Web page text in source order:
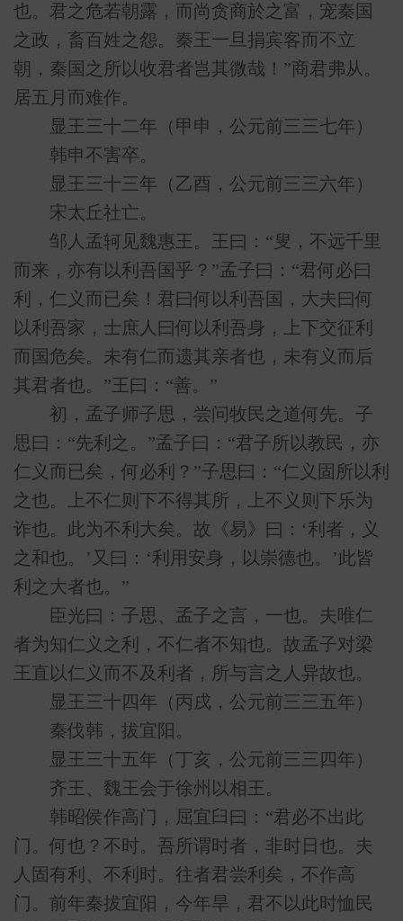
也。君之危若朝露，而尚贪商於之富，宠秦国
之政，畜百姓之怨。秦王一旦捐宾客而不立
朝，秦国之所以收君者岂其微哉！”商君弗从。
居五月而难作。
显王三十二年（甲申，公元前三三七年）
韩申不害卒。
显王三十三年（乙酉，公元前三三六年）
宋太丘社亡。
邹人孟轲见魏惠王。王曰：“叟，不远千里
而来，亦有以利吾国乎？”孟子曰：“君何必曰
利，仁义而已矣！君曰何以利吾国，大夫曰何
以利吾家，士庶人曰何以利吾身，上下交征利
而国危矣。未有仁而遗其亲者也，未有义而后
其君者也。”王曰：“善。”
初，孟子师子思，尝问牧民之道何先。子
思曰：“先利之。”孟子曰：“君子所以教民，亦
仁义而已矣，何必利？”子思曰：“仁义固所以利
之也。上不仁则下不得其所，上不义则下乐为
诈也。此为不利大矣。故《易》曰：‘利者，义
之和也。’又曰：‘利用安身，以崇德也。’此皆
利之大者也。”
臣光曰：子思、孟子之言，一也。夫唯仁
者为知仁义之利，不仁者不知也。故孟子对梁
王直以仁义而不及利者，所与言之人异故也。
显王三十四年（丙戌，公元前三三五年）
秦伐韩，拔宜阳。
显王三十五年（丁亥，公元前三三四年）
齐王、魏王会于徐州以相王。
韩昭侯作高门，屈宜臼曰：“君必不出此
门。何也？不时。吾所谓时者，非时日也。夫
人固有利、不利时。往者君尝利矣，不作高
门。前年秦拔宜阳，今年旱，君不以此时恤民